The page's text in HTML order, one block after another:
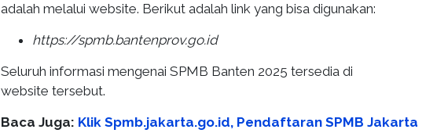
adalah melalui website. Berikut adalah link yang bisa digunakan:
https://spmb.bantenprov.go.id
Seluruh informasi mengenai SPMB Banten 2025 tersedia di
website tersebut.
Baca Juga: Klik Spmb.jakarta.go.id, Pendaftaran SPMB Jakarta